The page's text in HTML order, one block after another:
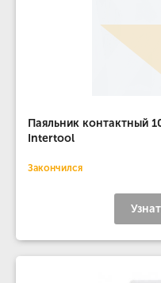
Паяльник контактный
Intertool
Закончился